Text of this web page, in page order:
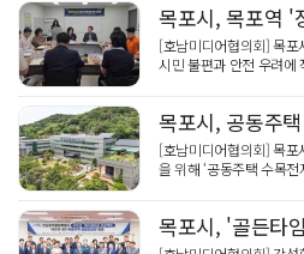
[호남미디어협의회] 목
시민 불편과 안전 우려에
[호남미디어협의회] 목포
을 위해 ‘공동주택 수목